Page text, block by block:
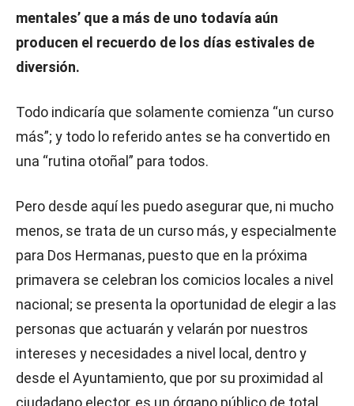
mentales’ que a más de uno todavía aún
producen el recuerdo de los días estivales de
diversión.
Todo indicaría que solamente comienza “un curso
más”; y todo lo referido antes se ha convertido en
una “rutina otoñal” para todos.
Pero desde aquí les puedo asegurar que, ni mucho
menos, se trata de un curso más, y especialmente
para Dos Hermanas, puesto que en la próxima
primavera se celebran los comicios locales a nivel
nacional; se presenta la oportunidad de elegir a las
personas que actuarán y velarán por nuestros
intereses y necesidades a nivel local, dentro y
desde el Ayuntamiento, que por su proximidad al
ciudadano elector, es un órgano público de total